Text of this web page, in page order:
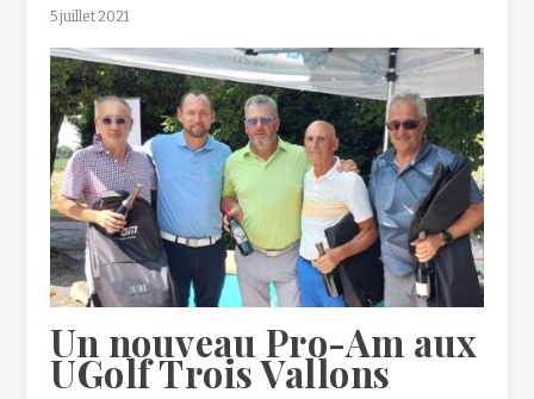
5 juillet 2021
Un nouveau Pro-Am aux
UGolf Trois Vallons